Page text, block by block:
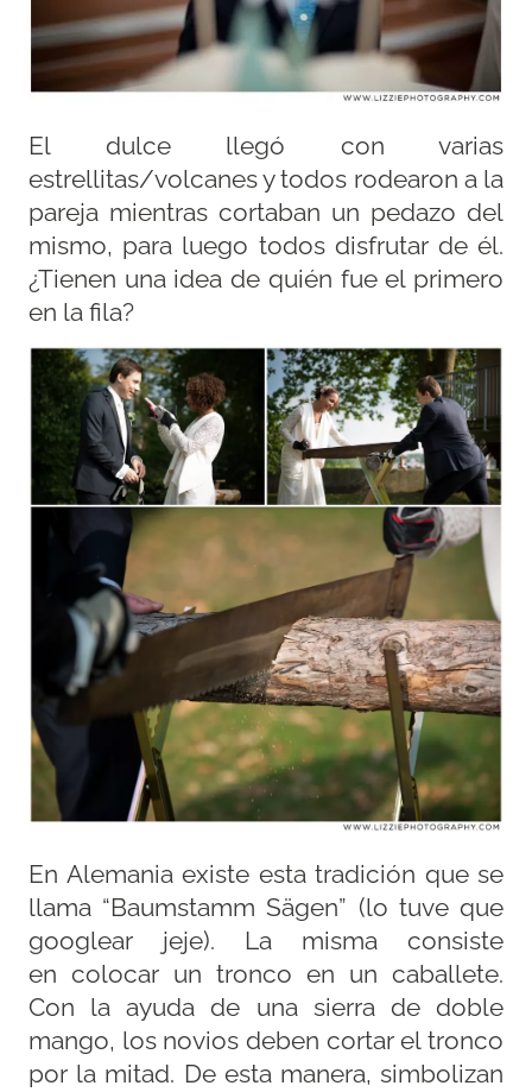
El dulce llegó con varias
estrellitas/volcanes y todos rodearon a la
pareja mientras cortaban un pedazo del
mismo, para luego todos disfrutar de él.
¿Tienen una idea de quién fue el primero
en la fila?
En Alemania existe esta tradición que se
llama “Baumstamm Sägen” (lo tuve que
googlear jeje). La misma consiste
en colocar un tronco en un caballete.
Con la ayuda de una sierra de doble
mango, los novios deben cortar el tronco
por la mitad. De esta manera, simbolizan